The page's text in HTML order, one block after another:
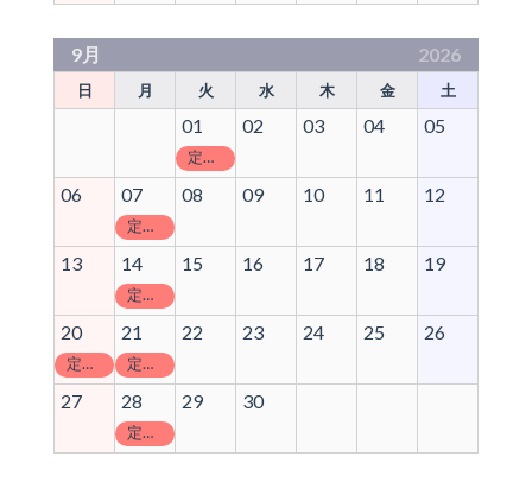
9月 2026
日 月 火 水 木 金 土
01
定休日
02 03 04 05
06 07
定休日
08 09 10 11 12
13 14
定休日
15 16 17 18 19
20
定休日
21
定休日
22 23 24 25 26
27 28
定休日
29 30